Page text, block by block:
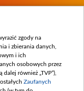
zgody na
i zbierania danych,
i ich
osobowych przez
również „TVP”),
Zaufanych